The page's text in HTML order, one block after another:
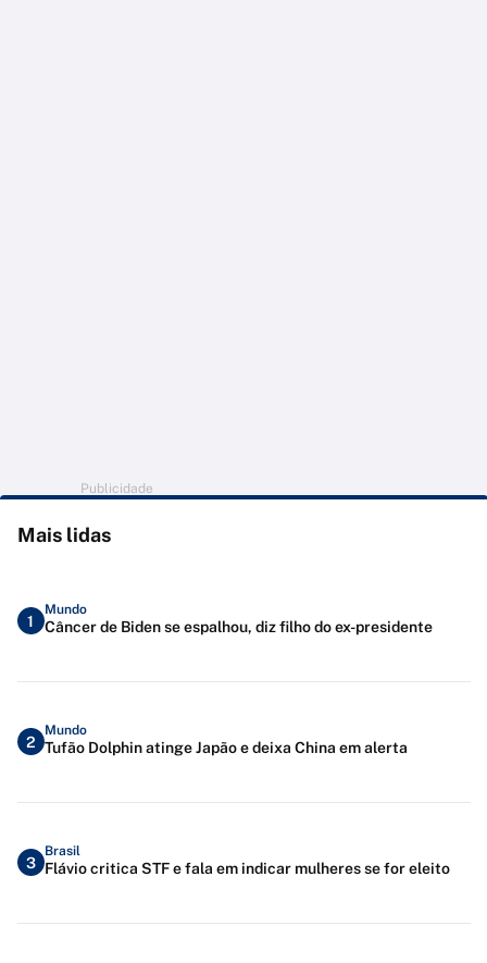
Publicidade
Mais lidas
1
Mundo
Câncer de Biden se espalhou, diz filho do ex-presidente
2
Mundo
Tufão Dolphin atinge Japão e deixa China em alerta
3
Brasil
Flávio critica STF e fala em indicar mulheres se for eleito